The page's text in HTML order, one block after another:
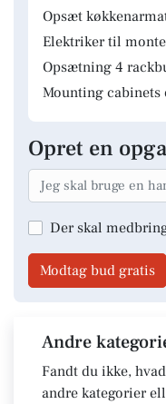
Opsæt
Elektriker til
Opsætning 4
Mounting cabinets
Opret en
Der skal
Modtag bud gratis
Andre
Fandt du ikke,
andre kategorier